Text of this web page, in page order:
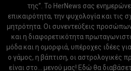
της”. Το HerNews σας
επικαιρότητα, την ψυχολογία και τις
μητρότητα. Οι συνεντεύξεις
και η διαφορετικότητα
μόδα και η ομορφιά, υπέροχες ιδέες
ο γάμος, η βάπτιση, οι αστρολογικές
είναι στο... μενού μας! Εδώ θα